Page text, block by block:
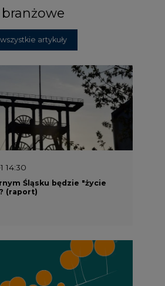
wszystkie artykuły
14:30
Śląsku będzie "życie
(raport)